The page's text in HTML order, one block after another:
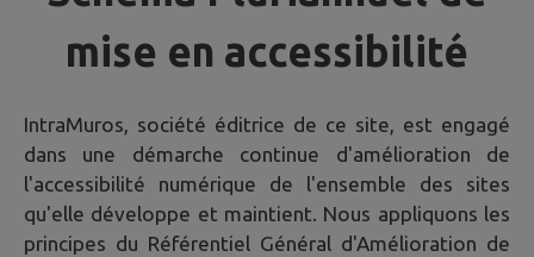
mise en accessibilité
IntraMuros, société éditrice de ce site, est engagé
dans une démarche continue d'amélioration de
l'accessibilité numérique de l'ensemble des sites
qu'elle développe et maintient. Nous appliquons les
principes du Référentiel Général d'Amélioration de